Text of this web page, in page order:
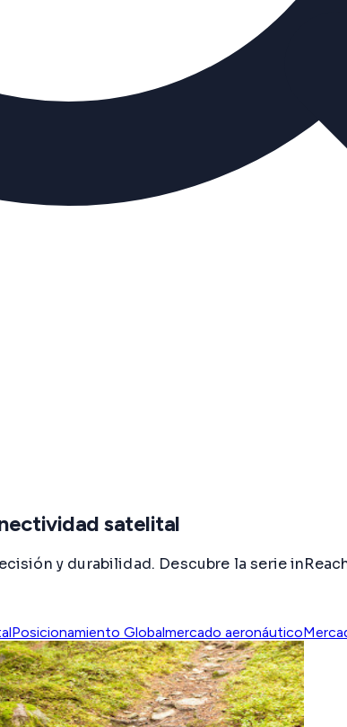
satelital
y durabilidad. Descubre la serie
Posicionamiento Globalmercado aeronáutico